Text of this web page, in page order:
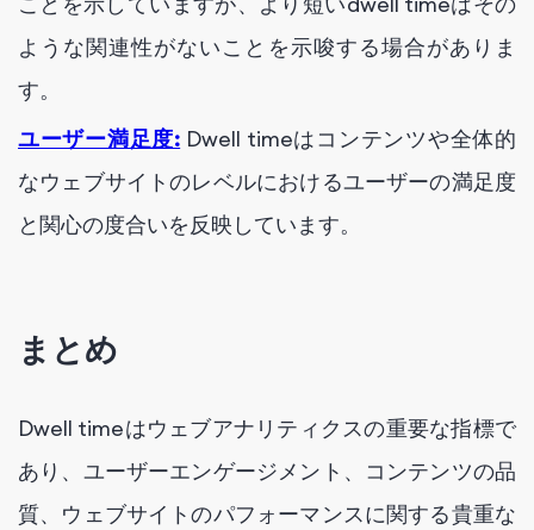
ような関連性がないことを示唆する場合がありま
す。
ユーザー満足度: Dwell timeはコンテンツや全体的
なウェブサイトのレベルにおけるユーザーの満足度
と関心の度合いを反映しています。
まとめ
Dwell timeはウェブアナリティクスの重要な指標で
あり、ユーザーエンゲージメント、コンテンツの品
質、ウェブサイトのパフォーマンスに関する貴重な